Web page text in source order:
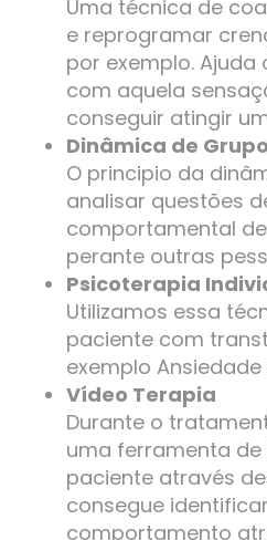
Uma técnica de
e reprogramar
por exemplo.
com aquela
conseguir atingir
Dinâmica de Grupo
O principio da
analisar questões
comportamental
perante outras
Psicoterapia
Utilizamos essa
paciente com
exemplo Ansiedade
Vídeo Terapia
Durante o
uma ferramenta
paciente através
consegue
comportamento